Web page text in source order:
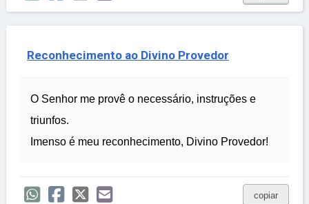
Reconhecimento ao Divino Provedor
O Senhor me provê o necessário, instruções e
triunfos.
Imenso é meu reconhecimento, Divino Provedor!
copiar